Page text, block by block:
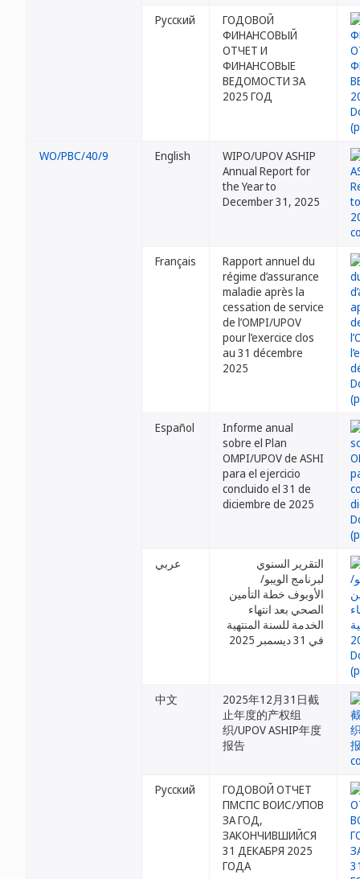
Русский
ГОДОВОЙ
ФИНАНСОВЫЙ
ОТЧЕТ И
ФИНАНСОВЫЕ
ВЕДОМОСТИ ЗА
2025 ГОД
WO/PBC/40/9 English
WIPO/UPOV ASHIP
Annual Report for
the Year to
December 31, 2025
Français
Rapport annuel du
régime d’assurance
maladie après la
cessation de service
de l’OMPI/UPOV
pour l’exercice clos
au 31 décembre
2025
Español
Informe anual
sobre el Plan
OMPI/UPOV de ASHI
para el ejercicio
concluido el 31 de
diciembre de 2025
عربي
التقرير السنوي
لبرنامج الويبو/
الأوبوف خطة التأمين
الصحي بعد انتهاء
الخدمة للسنة المنتهية
في 31 ديسمبر 2025
中文
2025年12月31日截
止年度的产权组
织/UPOV ASHIP年度
报告
Русский
ГОДОВОЙ ОТЧЕТ
ПМСПС ВОИС/УПОВ
ЗА ГОД,
ЗАКОНЧИВШИЙСЯ
31 ДЕКАБРЯ 2025
ГОДА